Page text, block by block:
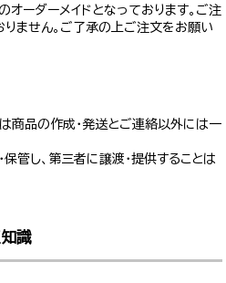
ーダーメイドとなっております。ご注
ません。ご了承の上ご注文をお願い
商品の作成・発送とご連絡以外には一
管し、第三者に譲渡・提供することは
識